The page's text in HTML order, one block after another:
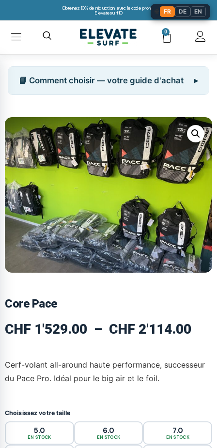
Obtenez 10% de réduction avec le code promo:
Elevatesurf10
0
📘 Comment choisir — votre guide d'achat
Core Pace
CHF 1'529.00 – CHF 2'114.00
Cerf-volant all-around haute performance, successeur
du Pace Pro. Idéal pour le big air et le foil.
Choisissez votre taille
5.0
EN STOCK
6.0
EN STOCK
7.0
EN STOCK
FR DE EN